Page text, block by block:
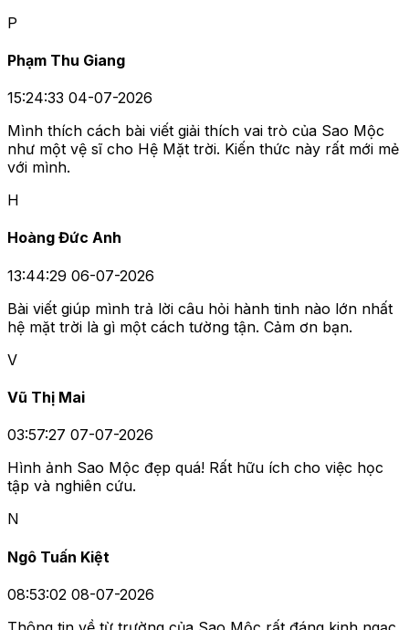
P
Phạm Thu Giang
15:24:33 04-07-2026
Mình thích cách bài viết giải thích vai trò của Sao Mộc
như một vệ sĩ cho Hệ Mặt trời. Kiến thức này rất mới mẻ
với mình.
H
Hoàng Đức Anh
13:44:29 06-07-2026
Bài viết giúp mình trả lời câu hỏi hành tinh nào lớn nhất
hệ mặt trời là gì một cách tường tận. Cảm ơn bạn.
V
Vũ Thị Mai
03:57:27 07-07-2026
Hình ảnh Sao Mộc đẹp quá! Rất hữu ích cho việc học
tập và nghiên cứu.
N
Ngô Tuấn Kiệt
08:53:02 08-07-2026